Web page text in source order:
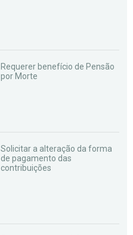
Requerer benefício de Pensão
por Morte
Solicitar a alteração da forma
de pagamento das
contribuições